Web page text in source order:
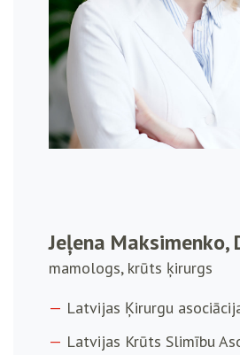
Jeļena Maksimenko,
mamologs, krūts ķirurgs
Latvijas Ķirurgu
Latvijas Krūts Slimību